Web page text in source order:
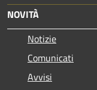
NOVITÀ
Notizie
Comunicati
Avvisi